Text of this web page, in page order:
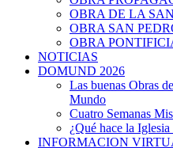
OBRA DE LA
OBRA SAN
OBRA
NOTICIAS
DOMUND 2026
Las buenas Obras
Mundo
Cuatro Semanas
¿Qué hace la
INFORMACION